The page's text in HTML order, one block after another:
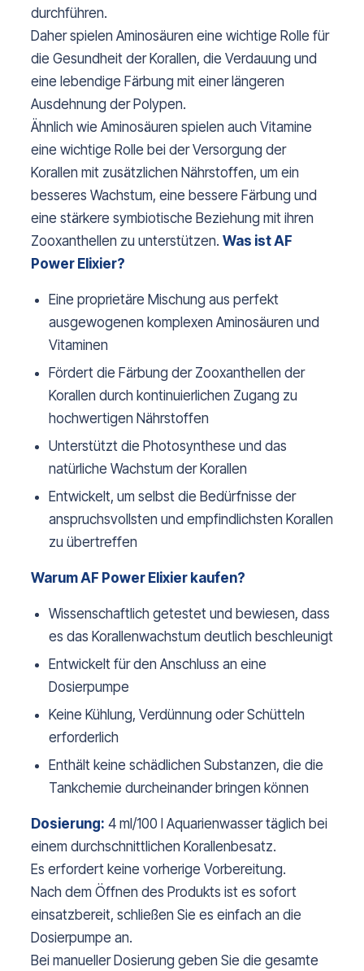
durchführen.
Daher spielen Aminosäuren eine wichtige Rolle für
die Gesundheit der Korallen, die Verdauung und
eine lebendige Färbung mit einer längeren
Ausdehnung der Polypen.
Ähnlich wie Aminosäuren spielen auch Vitamine
eine wichtige Rolle bei der Versorgung der
Korallen mit zusätzlichen Nährstoffen, um ein
besseres Wachstum, eine bessere Färbung und
eine stärkere symbiotische Beziehung mit ihren
Zooxanthellen zu unterstützen. Was ist AF
Power Elixier?
Eine proprietäre Mischung aus perfekt
ausgewogenen komplexen Aminosäuren und
Vitaminen
Fördert die Färbung der Zooxanthellen der
Korallen durch kontinuierlichen Zugang zu
hochwertigen Nährstoffen
Unterstützt die Photosynthese und das
natürliche Wachstum der Korallen
Entwickelt, um selbst die Bedürfnisse der
anspruchsvollsten und empfindlichsten Korallen
zu übertreffen
Warum AF Power Elixier kaufen?
Wissenschaftlich getestet und bewiesen, dass
es das Korallenwachstum deutlich beschleunigt
Entwickelt für den Anschluss an eine
Dosierpumpe
Keine Kühlung, Verdünnung oder Schütteln
erforderlich
Enthält keine schädlichen Substanzen, die die
Tankchemie durcheinander bringen können
Dosierung: 4 ml/100 l Aquarienwasser täglich bei
einem durchschnittlichen Korallenbesatz.
Es erfordert keine vorherige Vorbereitung.
Nach dem Öffnen des Produkts ist es sofort
einsatzbereit, schließen Sie es einfach an die
Dosierpumpe an.
Bei manueller Dosierung geben Sie die gesamte